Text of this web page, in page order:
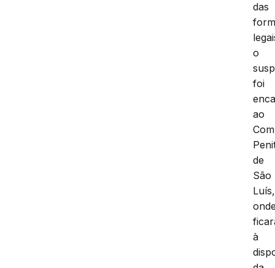
das
o
foi
ao
de
São
Luís,
à